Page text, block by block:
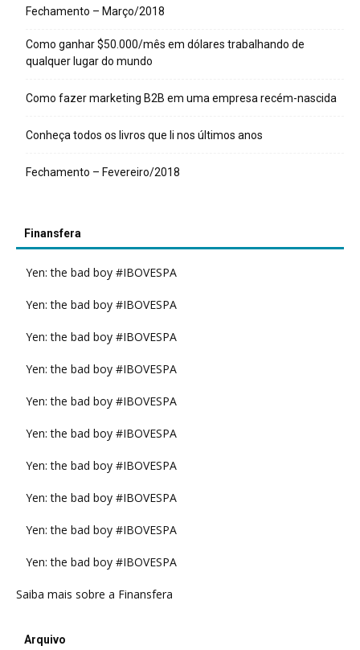
Fechamento – Março/2018
Como ganhar $50.000/mês em dólares trabalhando de
qualquer lugar do mundo
Como fazer marketing B2B em uma empresa recém-nascida
Conheça todos os livros que li nos últimos anos
Fechamento – Fevereiro/2018
Finansfera
Yen: the bad boy #IBOVESPA
Yen: the bad boy #IBOVESPA
Yen: the bad boy #IBOVESPA
Yen: the bad boy #IBOVESPA
Yen: the bad boy #IBOVESPA
Yen: the bad boy #IBOVESPA
Yen: the bad boy #IBOVESPA
Yen: the bad boy #IBOVESPA
Yen: the bad boy #IBOVESPA
Yen: the bad boy #IBOVESPA
Saiba mais sobre a Finansfera
Arquivo